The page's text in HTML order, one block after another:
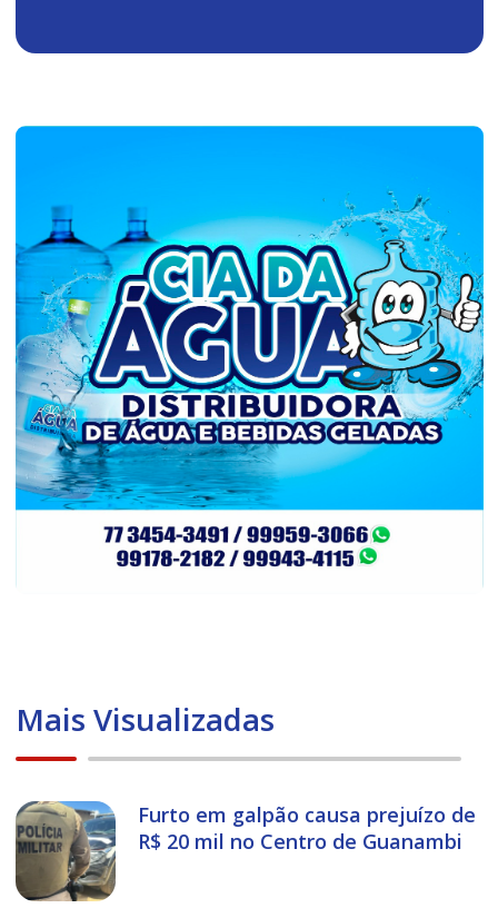
Mais Visualizadas
Furto em galpão causa prejuízo de
R$ 20 mil no Centro de Guanambi